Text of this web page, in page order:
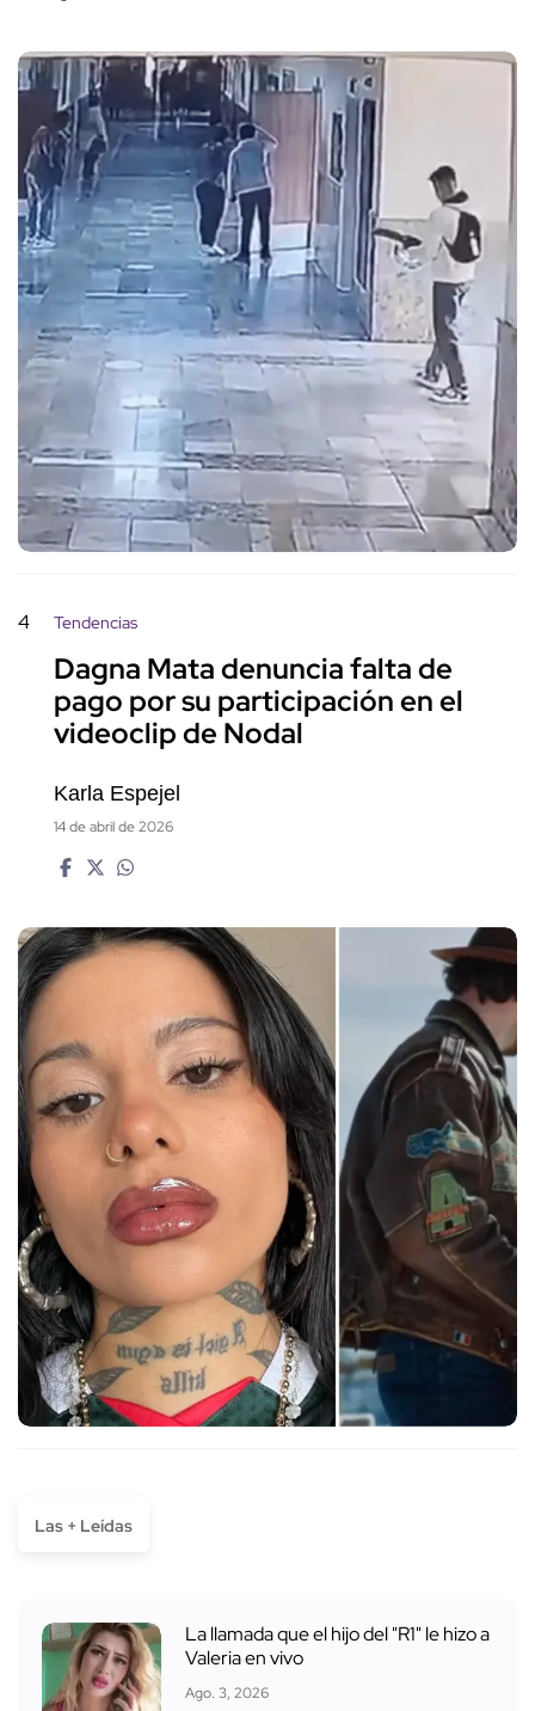
4 Tendencias
Dagna Mata denuncia falta de
pago por su participación en el
videoclip de Nodal
Karla Espejel
14 de abril de 2026
Las + Leídas
La llamada que el hijo del "R1" le hizo a
Valeria en vivo
Ago. 3, 2026